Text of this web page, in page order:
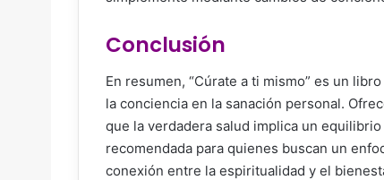
Conclusión
En resumen, “Cúrate a ti mismo” es un
la conciencia en la sanación personal.
que la verdadera salud implica un
recomendada para quienes buscan un
conexión entre la espiritualidad y el